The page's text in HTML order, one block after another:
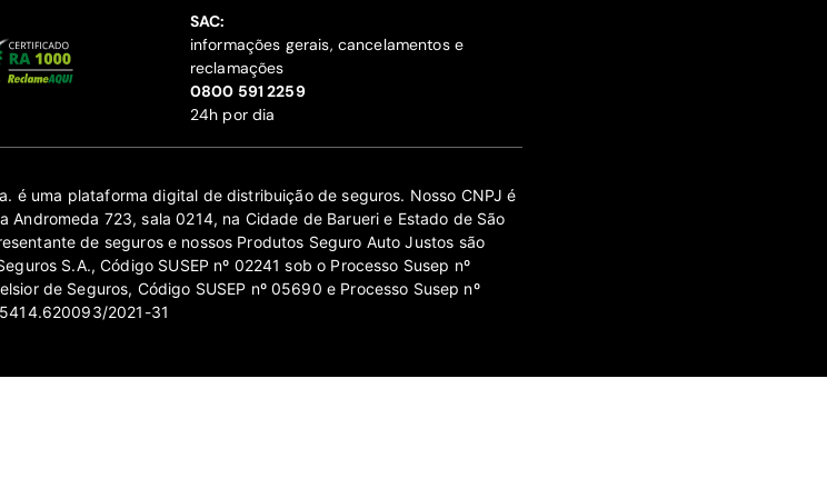
SAC:
informações gerais, cancelamentos e
reclamações
‍0800 591 2259
24h por dia
é uma plataforma digital de distribuição de seguros. Nosso CNPJ é
723, sala 0214, na Cidade de Barueri e Estado de São
de seguros e nossos Produtos Seguro Auto Justos são
S.A., Código SUSEP nº 02241 sob o Processo Susep nº
de Seguros, Código SUSEP nº 05690 e Processo Susep nº
2021-31